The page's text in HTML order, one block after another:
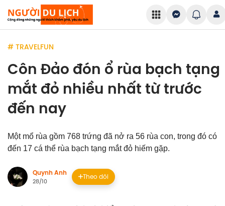
# TRAVELFUN
Côn Đảo đón ổ rùa bạch tạng
mắt đỏ nhiều nhất từ trước
đến nay
Một mổ rùa gồm 768 trứng đã nở ra 56 rùa con, trong đó có
đến 17 cá thể rùa bạch tạng mắt đỏ hiếm gặp.
Quynh Anh
28/10
Theo dõi